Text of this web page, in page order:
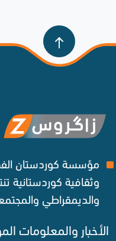
مؤسسة كوردستان
وثقافية كوردستانية
والديمقراطي
الأخبار والمعلومات